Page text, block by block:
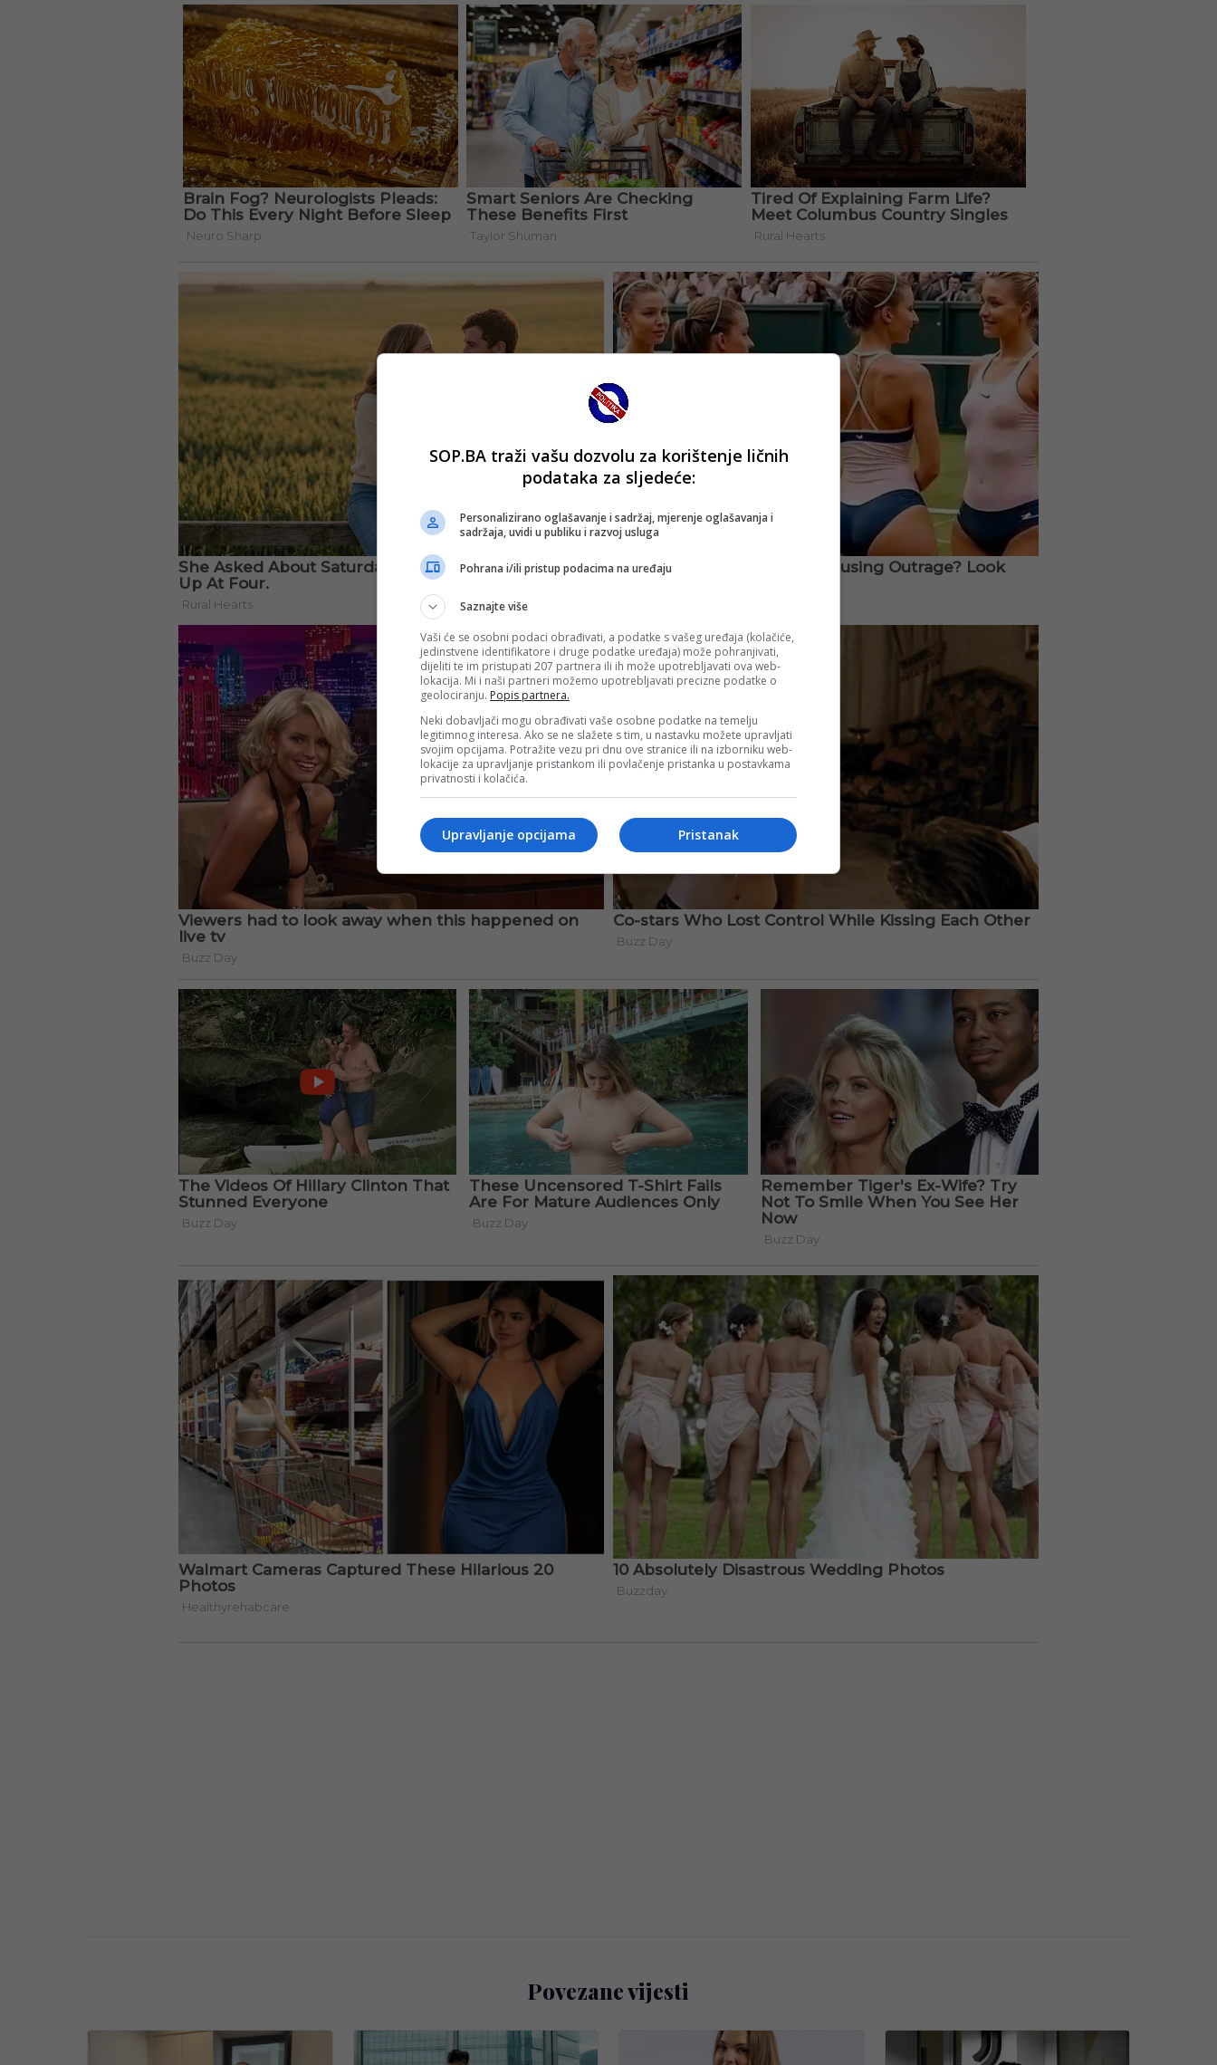
Povezane vijesti
SOP.BA traži vašu dozvolu za korištenje ličnih
podataka za sljedeće:
Personalizirano oglašavanje i sadržaj, mjerenje oglašavanja i
sadržaja, uvidi u publiku i razvoj usluga
Pohrana i/ili pristup podacima na uređaju
Saznajte više
Vaši će se osobni podaci obrađivati, a podatke s vašeg uređaja (kolačiće,
jedinstvene identifikatore i druge podatke uređaja) može pohranjivati,
dijeliti te im pristupati 207 partnera ili ih može upotrebljavati ova web-
lokacija. Mi i naši partneri možemo upotrebljavati precizne podatke o
geolociranju. Popis partnera.
Neki dobavljači mogu obrađivati vaše osobne podatke na temelju
legitimnog interesa. Ako se ne slažete s tim, u nastavku možete upravljati
svojim opcijama. Potražite vezu pri dnu ove stranice ili na izborniku web-
lokacije za upravljanje pristankom ili povlačenje pristanka u postavkama
privatnosti i kolačića.
Pristanak
Upravljanje opcijama